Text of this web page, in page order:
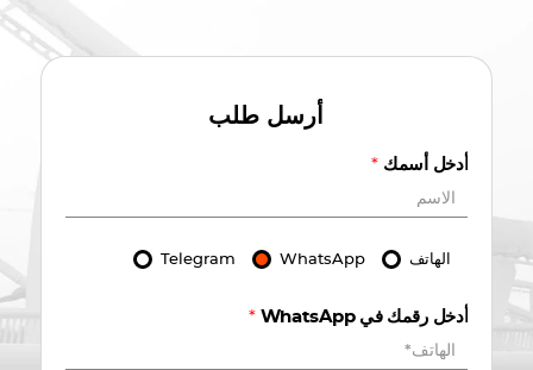
أرسل طلب
أدخل أسمك *
الهاتف WhatsApp
Telegram
أدخل رقمك في WhatsApp *